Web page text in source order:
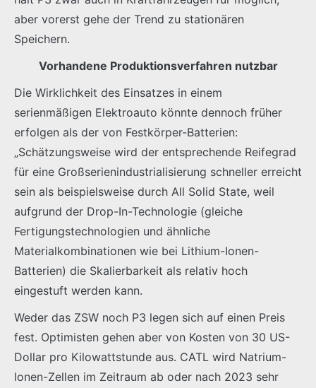
aber vorerst gehe der Trend zu stationären
Speichern.
Vorhandene Produktionsverfahren nutzbar
Die Wirklichkeit des Einsatzes in einem
serienmäßigen Elektroauto könnte dennoch früher
erfolgen als der von Festkörper-Batterien:
„Schätzungsweise wird der entsprechende Reifegrad
für eine Großserienindustrialisierung schneller erreicht
sein als beispielsweise durch All Solid State, weil
aufgrund der Drop-In-Technologie (gleiche
Fertigungstechnologien und ähnliche
Materialkombinationen wie bei Lithium-Ionen-
Batterien) die Skalierbarkeit als relativ hoch
eingestuft werden kann.
Weder das ZSW noch P3 legen sich auf einen Preis
fest. Optimisten gehen aber von Kosten von 30 US-
Dollar pro Kilowattstunde aus. CATL wird Natrium-
Ionen-Zellen im Zeitraum ab oder nach 2023 sehr